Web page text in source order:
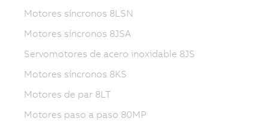
Motores síncronos 8LSN
Motores síncronos 8JSA
Servomotores de acero inoxidable 8JS
Motores síncronos 8KS
Motores de par 8LT
Motores paso a paso 80MP